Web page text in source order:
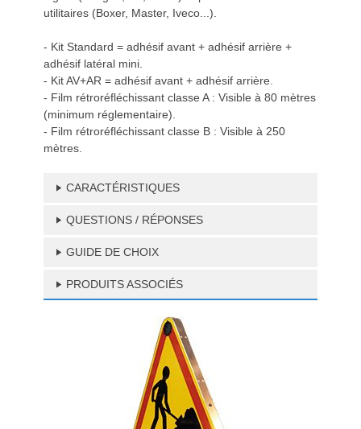
utilitaires (Boxer, Master, Iveco...).
- Kit Standard = adhésif avant + adhésif arrière +
adhésif latéral mini.
- Kit AV+AR = adhésif avant + adhésif arrière.
- Film rétroréfléchissant classe A : Visible à 80 mètres
(minimum réglementaire).
- Film rétroréfléchissant classe B : Visible à 250
mètres.
CARACTÉRISTIQUES
QUESTIONS / RÉPONSES
GUIDE DE CHOIX
PRODUITS ASSOCIÉS